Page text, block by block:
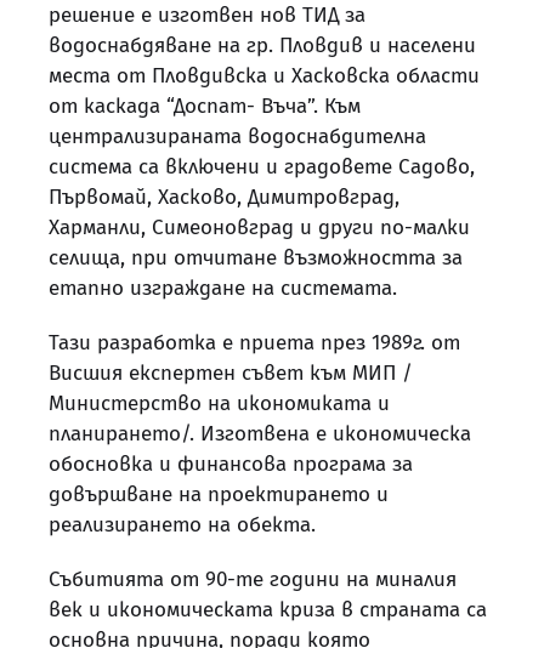
решение е изготвен нов ТИД за
водоснабдяване на гр. Пловдив и населени
места от Пловдивска и Хасковска области
от каскада “Доспат- Въча”. Към
централизираната водоснабдителна
система са включени и градовете Садово,
Първомай, Хасково, Димитровград,
Харманли, Симеоновград и други по-малки
селища, при отчитане възможността за
етапно изграждане на системата.
Тази разработка е приета през 1989г. от
Висшия експертен съвет към МИП /
Министерство на икономиката и
планирането/. Изготвена е икономическа
обосновка и финансова програма за
довършване на проектирането и
реализирането на обекта.
Събитията от 90-те години на миналия
век и икономическата криза в страната са
основна причина, поради която